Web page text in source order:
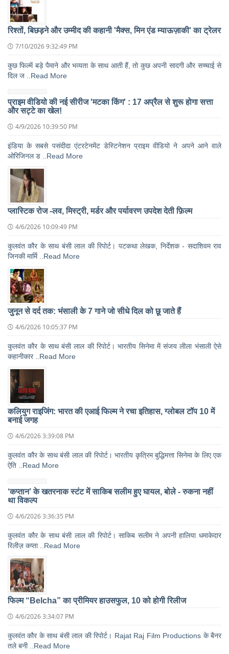
रिश्तों, बिछड़ने और उम्मीद की कहानी 'मैक्स, मिन एंड म्याऊज़ाकी' का ट्रेलर
7/10/2026 9:32:49 PM
कुछ फिल्में बड़े पैमाने और भव्यता के साथ आती हैं, तो कुछ अपनी सादगी और सच्चाई से
दिल ज ..Read More
प्राइम वीडियो की नई सीरीज 'मटका किंग' : 17 अप्रैल से शुरू होगा सत्ता
और सट्टे का खेल!
4/9/2026 10:39:50 PM
इंडिया के सबसे पसंदीदा एंटरटेनमेंट डेस्टिनेशन प्राइम वीडियो ने अपने आने वाले
ओरिजिनल ड ..Read More
प्लास्टिक रोज -लव, मिस्ट्री, मर्डर और पर्यावरण उपदेश देती फ़िल्म
4/6/2026 10:09:49 PM
कुलवंत कौर के साथ बंसी लाल की रिपोर्ट। पटकथा लेखक, निर्देशक - सदाशिवम राव
जिनकी मार्मि ..Read More
जुनून से दर्द तक: भंसाली के 7 गाने जो सीधे दिल को छू जाते हैं
4/6/2026 10:05:37 PM
कुलवंत कौर के साथ बंसी लाल की रिपोर्ट। भारतीय सिनेमा में संजय लीला भंसाली ऐसे
कहानीकार ..Read More
कलियुग राइजिंग: भारत की एआई फिल्म ने रचा इतिहास, ग्लोबल टॉप 10 में
बनाई जगह
4/6/2026 3:39:08 PM
कुलवंत कौर के साथ बंसी लाल की रिपोर्ट। भारतीय कृत्रिम बुद्धिमत्ता सिनेमा के लिए एक
ऐति ..Read More
‘कप्तान’ के खतरनाक स्टंट में साकिब सलीम हुए घायल, बोले - रुकना नहीं
था विकल्प
4/6/2026 3:36:35 PM
कुलवंत कौर के साथ बंसी लाल की रिपोर्ट। साकिब सलीम ने अपनी हालिया धमाकेदार
रिलीज़ कप्ता ..Read More
फिल्म “Belcha” का प्रीमियर हाउसफुल, 10 को होगी रिलीज
4/6/2026 3:34:07 PM
कुलवंत कौर के साथ बंसी लाल की रिपोर्ट। Rajat Raj Film Productions के बैनर
तले बनी ..Read More